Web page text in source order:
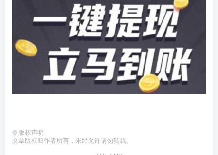
© 版权声明
文章版权归作者所有，未经允许请勿转载。